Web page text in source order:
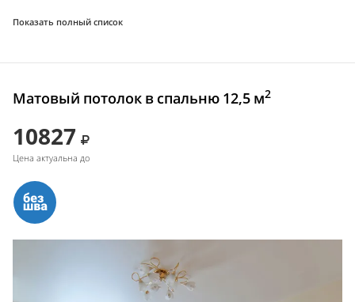
Показать полный список
Матовый потолок в спальню 12,5 м2
10827
Цена актуальна до